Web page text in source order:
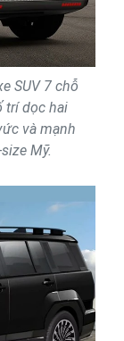
SUV 7 chỗ
trí dọc hai
và mạnh
Mỹ.